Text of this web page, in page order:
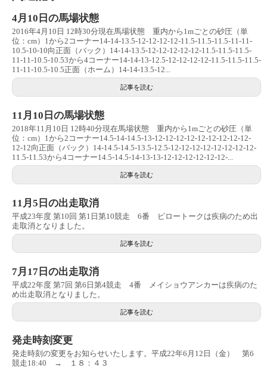
4月10日の馬場状態
2016年4月10日 12時30分現在馬場状態 重内から1mごとの砂圧（単
位：cm）1から2コーナー14-14-13.5-12-12-12-12-11.5-11.5-11.5-11-11-
10.5-10-10向正面（バック）14-14-13.5-12-12-12-12-12-11.5-11.5-11.5-
11-11-10.5-10.53から4コーナー14-14-13-12.5-12-12-12-12-11.5-11.5-11.5-
11-11-10.5-10.5正面（ホーム）14-14-13.5-12...
記事を読む
11月10日の馬場状態
2018年11月10日 12時40分現在馬場状態 重内から1mごとの砂圧（単
位：cm）1から2コーナー14.5-14-14.5-13-12-12-12-12-12-12-12-12-12-
12-12向正面（バック）14-14.5-14.5-13.5-12.5-12-12-12-12-12-12-12-12-
11.5-11.53から4コーナー14.5-14.5-14-13-13-12-12-12-12-12-12-...
記事を読む
11月5日の出走取消
平成23年度 第10回 第1日第10競走 6番 ピロートークは疾病のため出
走取消となりました。
記事を読む
7月17日の出走取消
平成22年度 第7回 第6日第4競走 4番 メイショウアンカーは疾病のた
め出走取消となりました。
記事を読む
発走時刻変更
発走時刻の変更をお知らせいたします。平成22年6月12日（金） 第6
競走18:40 → １８：４３